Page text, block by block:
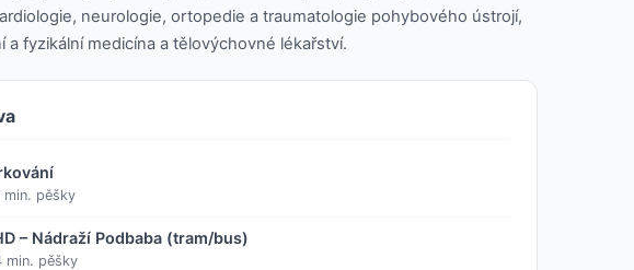
neurologie, ortopedie a traumatologie pohybového ústrojí,
a fyzikální medicína a tělovýchovné lékařství.
min. pěšky
– Nádraží Podbaba (tram/bus)
min. pěšky